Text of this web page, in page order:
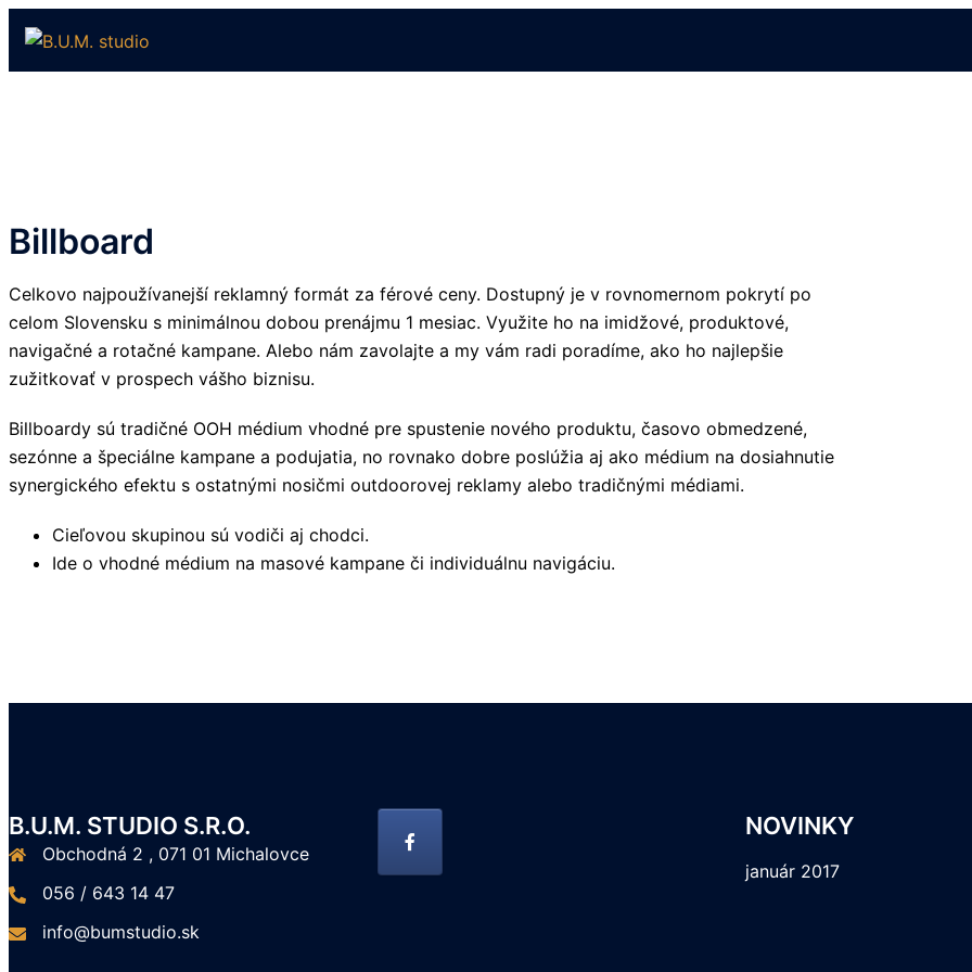
Preskočiť
na
Billboard
Celkovo najpoužívanejší reklamný formát za férové ceny. Dostupný je v rovnomernom pokrytí po
celom Slovensku s minimálnou dobou prenájmu 1 mesiac. Využite ho na imidžové, produktové,
navigačné a rotačné kampane. Alebo nám zavolajte a my vám radi poradíme, ako ho najlepšie
zužitkovať v prospech vášho biznisu.
Billboardy sú tradičné OOH médium vhodné pre spustenie nového produktu, časovo obmedzené,
sezónne a špeciálne kampane a podujatia, no rovnako dobre poslúžia aj ako médium na dosiahnutie
synergického efektu s ostatnými nosičmi outdoorovej reklamy alebo tradičnými médiami.
Cieľovou skupinou sú vodiči aj chodci.
Ide o vhodné médium na masové kampane či individuálnu navigáciu.
B.U.M. STUDIO S.R.O.
Obchodná 2 , 071 01 Michalovce
056 / 643 14 47
info@bumstudio.sk
NOVINKY
január 2017